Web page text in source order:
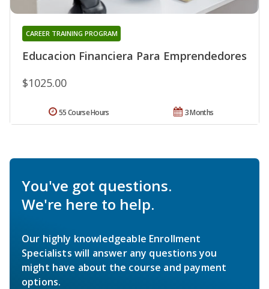
Educacion Financiera Para Emprendedores
CAREER TRAINING PROGRAM
$1025.00
3 Months
55 Course Hours
You've got questions.
We're here to help.
Our highly knowledgeable Enrollment
Specialists will answer any questions you
might have about the course and payment
options.